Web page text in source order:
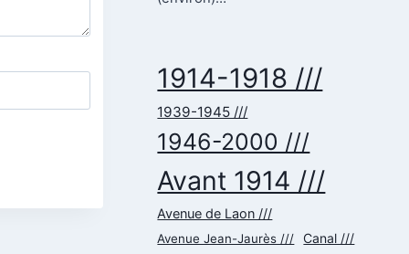
1914-1918 ///
1939-1945 ///
1946-2000 ///
Avant 1914 ///
Avenue de Laon ///
Avenue Jean-Jaurès /// Canal ///